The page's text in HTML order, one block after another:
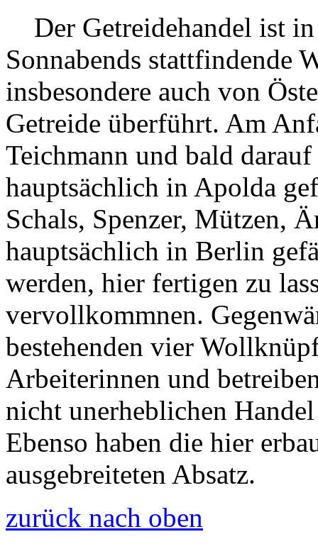
Der Getreidehandel ist in
Sonnabends stattfindende
insbesondere auch von
Getreide überführt. Am
Teichmann und bald
hauptsächlich in Apolda
Schals, Spenzer, Mützen,
hauptsächlich in Berlin
werden, hier fertigen zu
vervollkommnen.
bestehenden vier
Arbeiterinnen und
nicht unerheblichen
Ebenso haben die hier
ausgebreiteten Absatz.
zurück nach oben